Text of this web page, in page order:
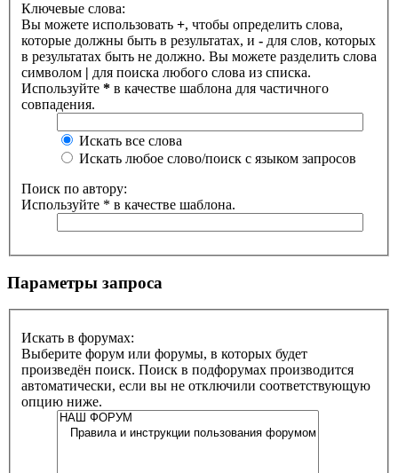
Ключевые слова:
Вы можете использовать +, чтобы определить слова,
которые должны быть в результатах, и - для слов, которых
в результатах быть не должно. Вы можете разделить слова
символом | для поиска любого слова из списка.
Используйте * в качестве шаблона для частичного
совпадения.
Искать все слова
Искать любое слово/поиск с языком запросов
Поиск по автору:
Используйте * в качестве шаблона.
Параметры запроса
Искать в форумах:
Выберите форум или форумы, в которых будет
произведён поиск. Поиск в подфорумах производится
автоматически, если вы не отключили соответствующую
опцию ниже.